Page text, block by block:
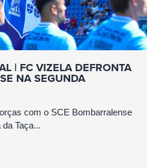
| FC VIZELA DEFRONTA
NA SEGUNDA
com o SCE Bombarralense
Taça...